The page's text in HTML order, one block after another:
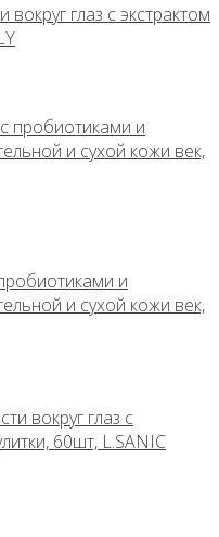
глаз с экстрактом
и
и сухой кожи век,